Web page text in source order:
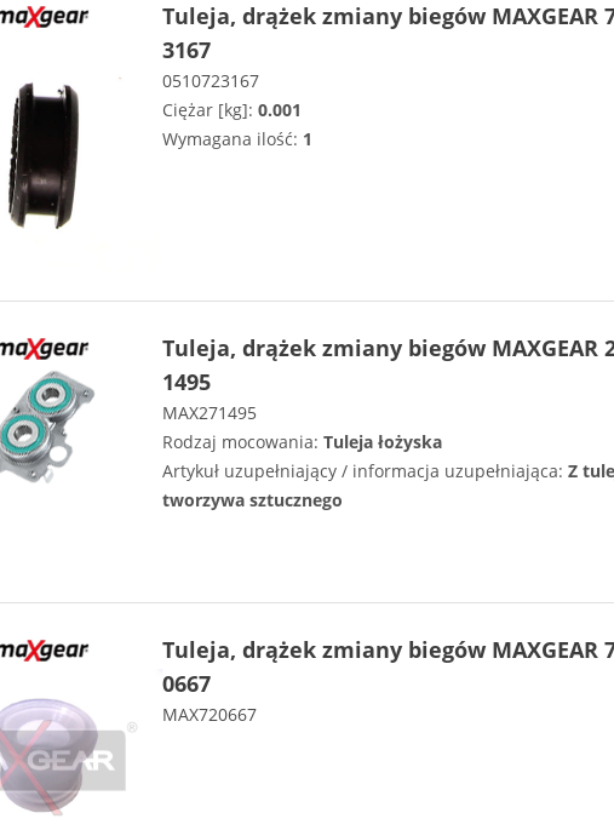
Tuleja, drążek zmiany biegów MAXGEAR
3167
0510723167
Ciężar [kg]: 0.001
Wymagana ilość: 1
Tuleja, drążek zmiany biegów MAXGEAR
1495
MAX271495
Rodzaj mocowania: Tuleja łożyska
Artykuł uzupełniający / informacja uzupełniająca: Z
tworzywa sztucznego
Tuleja, drążek zmiany biegów MAXGEAR
0667
MAX720667